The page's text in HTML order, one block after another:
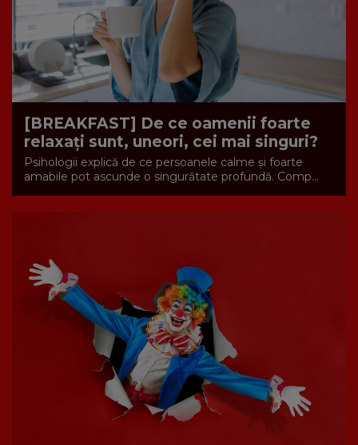
[BREAKFAST] De ce oamenii foarte
relaxați sunt, uneori, cei mai singuri?
Psihologii explică de ce persoanele calme și foarte
amabile pot ascunde o singurătate profundă. Comp...